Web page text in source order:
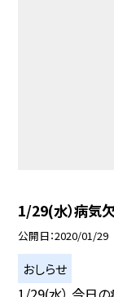
1/29(水）病気
公開日 2020/01/29
おしらせ